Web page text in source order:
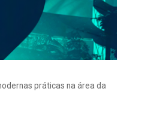
práticas na área da